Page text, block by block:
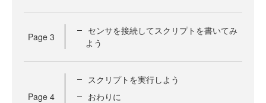
Page 3
センサを接続してスクリプトを書いてみ
よう
Page 4
スクリプトを実行しよう
おわりに